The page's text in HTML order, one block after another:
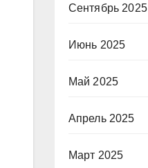
Сентябрь 2025
Июнь 2025
Май 2025
Апрель 2025
Март 2025